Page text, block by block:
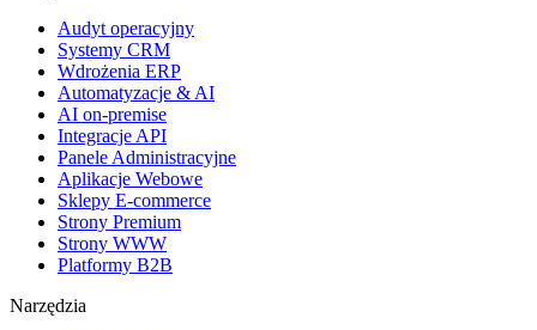
Audyt operacyjny
Systemy CRM
Wdrożenia ERP
Automatyzacje & AI
AI on-premise
Integracje API
Panele Administracyjne
Aplikacje Webowe
Sklepy E-commerce
Strony Premium
Strony WWW
Platformy B2B
Narzędzia